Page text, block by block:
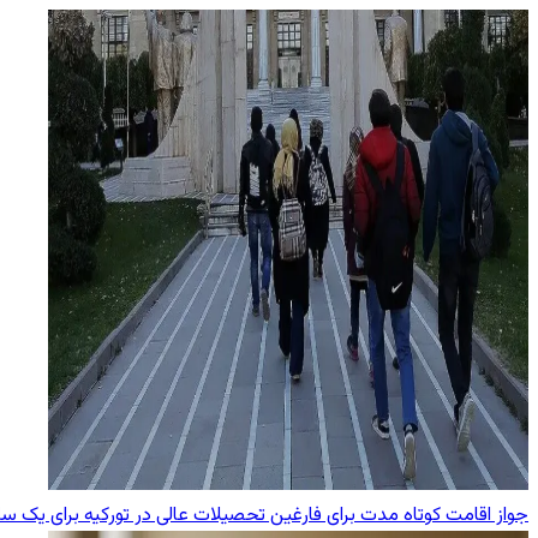
جواز اقامت کوتاه مدت برای فارغین تحصیلات عالی در تورکیه برای یک